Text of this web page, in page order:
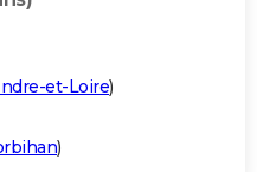
et-Loire)
)